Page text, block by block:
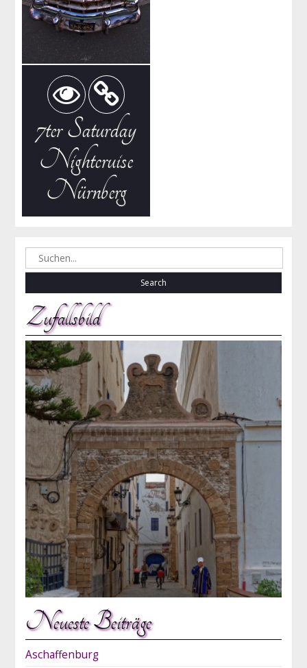
7ter Saturday
Nightcruise
Nürnberg
Search
for:
Zufallsbild
Neueste Beiträge
Aschaffenburg